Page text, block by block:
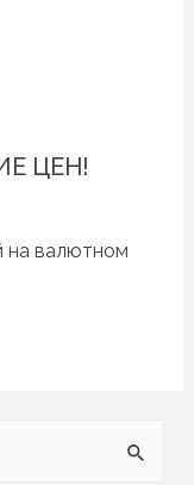
ЦЕН!
на валютном